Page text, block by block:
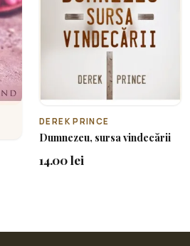
DEREK PRINCE
Dumnezeu, sursa vindecării
14.00 lei